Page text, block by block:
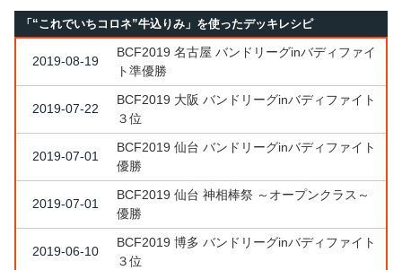
「“これでいちコロネ”牛込りみ」を使ったデッキレシピ
2019-08-19
BCF2019 名古屋 バンドリーグinバディファイ
ト準優勝
2019-07-22
BCF2019 大阪 バンドリーグinバディファイト
３位
2019-07-01
BCF2019 仙台 バンドリーグinバディファイト
優勝
2019-07-01
BCF2019 仙台 神相棒祭 ～オープンクラス～
優勝
2019-06-10
BCF2019 博多 バンドリーグinバディファイト
３位